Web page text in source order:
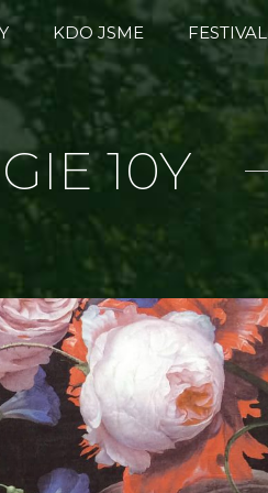
KDO JSME FESTIVAL
10Y